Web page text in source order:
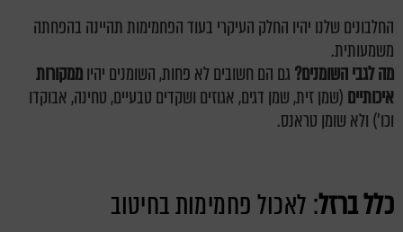
החלבונים שלנו יהיו החלק העיקרי בעוד הפחמימות תהיינה בהפחתה
משמעותית.
מה לגבי השומנים? גם הם חשובים לא פחות, השומנים יהיוממקורות
איכותיים (שמן זית, שמן דגים, אגוזים ושקדים טבעיים, טחינה, אבוקדו
וכו') ולא שומן טראנס.
כלל ברזל: לאכול פחמימות בחיטוב